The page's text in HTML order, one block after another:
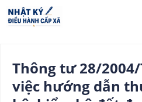
Thông tư 28/2004/
việc hướng dẫn